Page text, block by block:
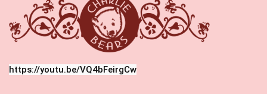
https://youtu.be/VQ4bFeirgCw